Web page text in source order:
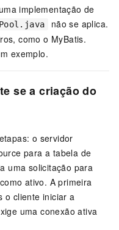
implementação de
não se aplica.
como o MyBatis.
exemplo.
se a criação do
o servidor
para a tabela de
uma solicitação para
ativo. A primeira
o cliente iniciar a
uma conexão ativa